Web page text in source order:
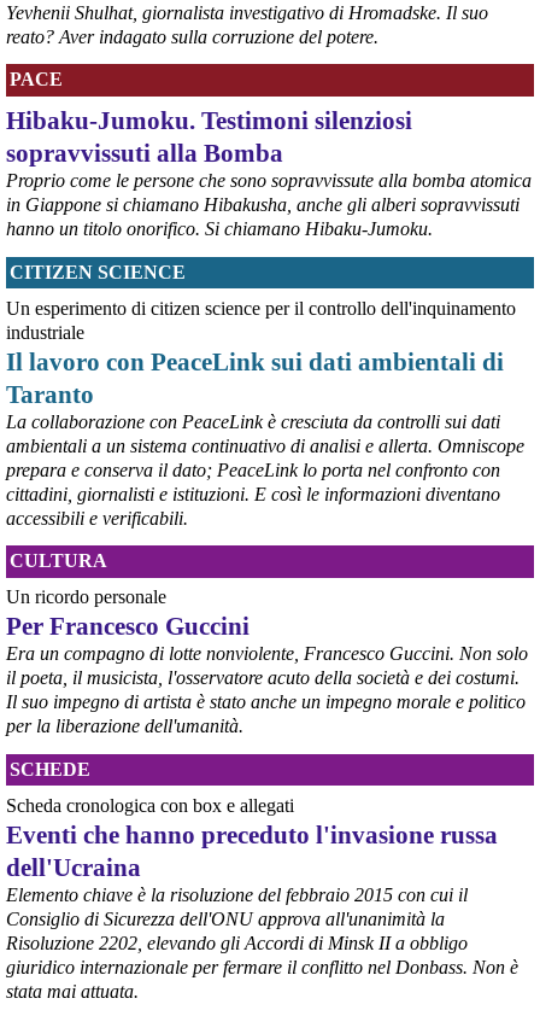
@peacelink - 9/8/2026 10:46
Da Luisa Morgantini, presidente di AssopacePalestina (per contatti:
lmorgantiniassopace@gmail.com)
A Supino, in provincia di Frosinone, al centro di AssopacePalestina
"Bab el Sham" (la  porta del sole), dal 16 al 23 agosto 2026, 60
studentesse e studenti di Gaza, che hanno avuto scholarship da
diverse Universita' italiane, si incontreranno per conoscersi,
scambiare idee, essere di reciproco aiuto, per condividere la loro
situazione, i bisogni e le necessita'.
dirittiglobali Palestina
@peacelink - 9/8/2026 10:43
Ivrea, 232° Presidio per la Pace di Sabato 8° agosto 2026 - Report
fotografico
#pace #pcknews
Yevhenii Shulhat, giornalista investigativo di Hromadske. Il suo
reato? Aver indagato sulla corruzione del potere.
PACE
Hibaku-Jumoku. Testimoni silenziosi
sopravvissuti alla Bomba
Proprio come le persone che sono sopravvissute alla bomba atomica
in Giappone si chiamano Hibakusha, anche gli alberi sopravvissuti
hanno un titolo onorifico. Si chiamano Hibaku-Jumoku.
CITIZEN SCIENCE
Un esperimento di citizen science per il controllo dell'inquinamento
industriale
Il lavoro con PeaceLink sui dati ambientali di
Taranto
La collaborazione con PeaceLink è cresciuta da controlli sui dati
ambientali a un sistema continuativo di analisi e allerta. Omniscope
prepara e conserva il dato; PeaceLink lo porta nel confronto con
cittadini, giornalisti e istituzioni. E così le informazioni diventano
accessibili e verificabili.
CULTURA
Un ricordo personale
Per Francesco Guccini
Era un compagno di lotte nonviolente, Francesco Guccini. Non solo
il poeta, il musicista, l'osservatore acuto della società e dei costumi.
Il suo impegno di artista è stato anche un impegno morale e politico
per la liberazione dell'umanità.
SCHEDE
Scheda cronologica con box e allegati
Eventi che hanno preceduto l'invasione russa
dell'Ucraina
Elemento chiave è la risoluzione del febbraio 2015 con cui il
Consiglio di Sicurezza dell'ONU approva all'unanimità la
Risoluzione 2202, elevando gli Accordi di Minsk II a obbligo
giuridico internazionale per fermare il conflitto nel Donbass. Non è
stata mai attuata.